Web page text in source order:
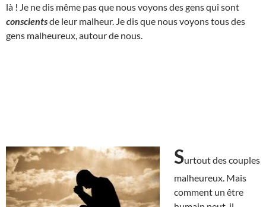
là ! Je ne dis même pas que nous voyons des gens qui sont
conscientsde leur malheur. Je dis que nous voyons tous des
gens malheureux, autour de nous.
Surtout des couples
malheureux. Mais
comment un être